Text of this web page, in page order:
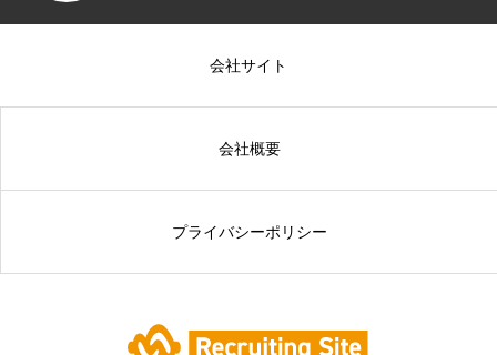
会社サイト
会社概要
プライバシーポリシー